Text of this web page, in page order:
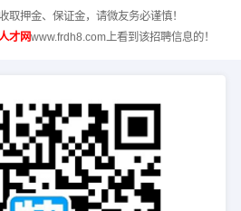
取押金、保证金，请微友务必谨慎！
才网www.frdh8.com上看到该招聘信息的！